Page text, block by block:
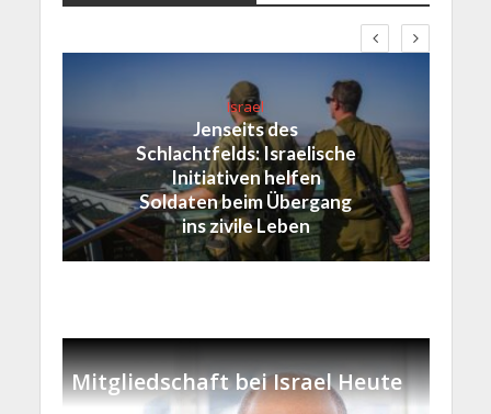
Israel
Jenseits des
Schlachtfelds: Israelische
Initiativen helfen
Soldaten beim Übergang
ins zivile Leben
Mitgliedschaft bei Israel Heute